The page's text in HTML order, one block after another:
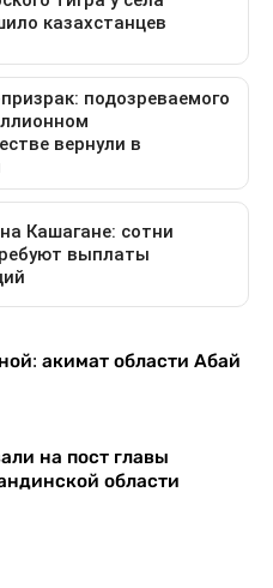
акимат области Абай
на пост главы
области